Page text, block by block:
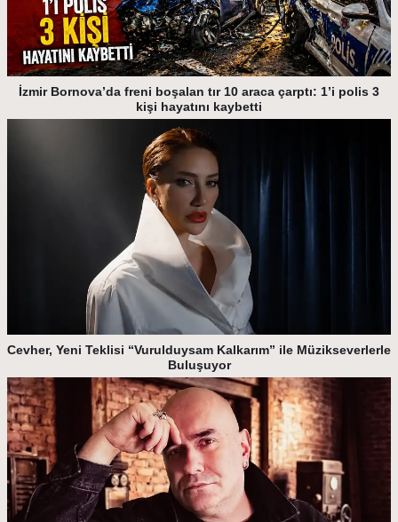
İzmir Bornova’da freni boşalan tır 10 araca çarptı: 1’i polis 3
kişi hayatını kaybetti
Cevher, Yeni Teklisi “Vurulduysam Kalkarım” ile Müzikseverlerle
Buluşuyor